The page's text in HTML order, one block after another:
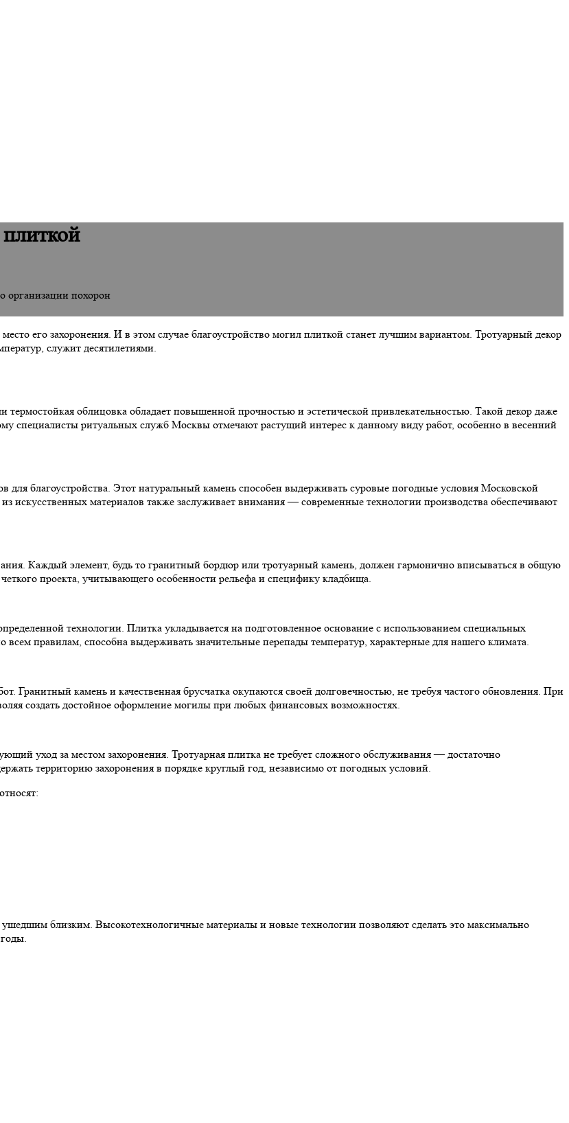
организации похорон
его захоронения. И в этом случае благоустройство могил плиткой станет лучшим вариантом. Тротуарный декор
служит десятилетиями.
облицовка обладает повышенной прочностью и эстетической привлекательностью. Такой декор даже
специалисты ритуальных служб Москвы отмечают растущий интерес к данному виду работ, особенно в весенний
для благоустройства. Этот натуральный камень способен выдерживать суровые погодные условия Московской
из искусственных материалов также заслуживает внимания — современные технологии производства обеспечивают
Каждый элемент, будь то гранитный бордюр или тротуарный камень, должен гармонично вписываться в общую
проекта, учитывающего особенности рельефа и специфику кладбища.
технологии. Плитка укладывается на подготовленное основание с использованием специальных
правилам, способна выдерживать значительные перепады температур, характерные для нашего климата.
Гранитный камень и качественная брусчатка окупаются своей долговечностью, не требуя частого обновления. При
создать достойное оформление могилы при любых финансовых возможностях.
уход за местом захоронения. Тротуарная плитка не требует сложного обслуживания — достаточно
территорию захоронения в порядке круглый год, независимо от погодных условий.
близким. Высокотехнологичные материалы и новые технологии позволяют сделать это максимально